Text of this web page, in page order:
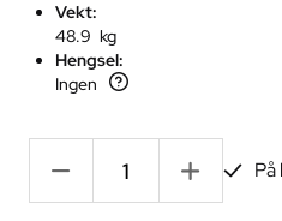
Vekt:
48.9 kg
Hengsel:
Ingen
- + På